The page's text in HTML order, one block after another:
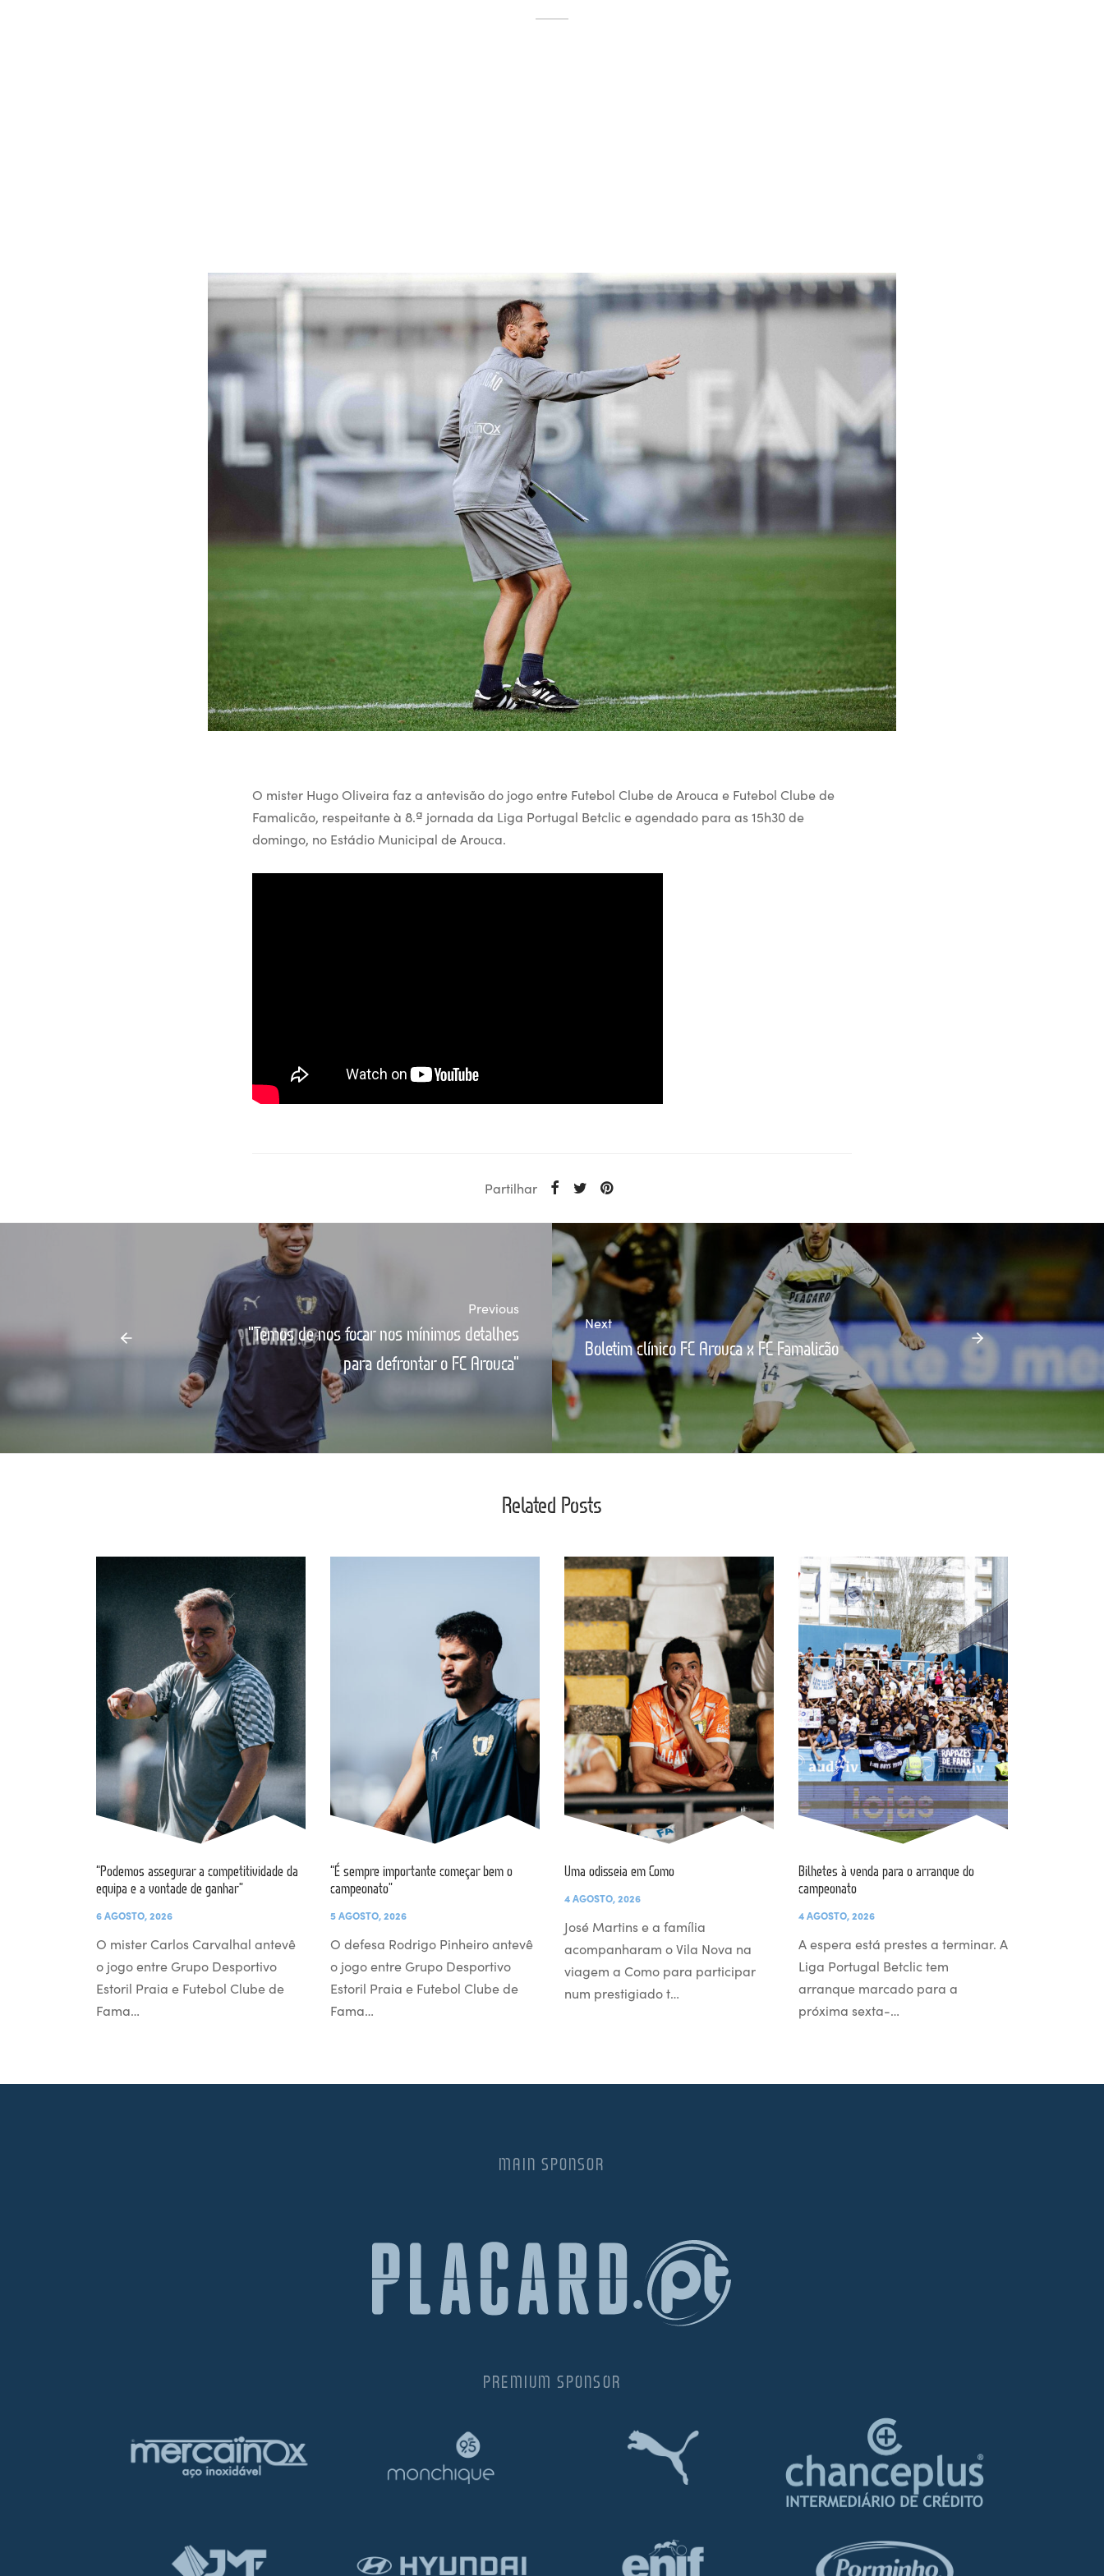
O mister Hugo Oliveira faz a antevisão do jogo entre Futebol Clube de Arouca e Futebol Clube de
Famalicão, respeitante à 8.ª jornada da Liga Portugal Betclic e agendado para as 15h30 de
domingo, no Estádio Municipal de Arouca.
Partilhar
Previous
"Temos de nos focar nos mínimos detalhes
para defrontar o FC Arouca"
Next
Boletim clínico FC Arouca x FC Famalicão
Related Posts
“Podemos assegurar a competitividade da
equipa e a vontade de ganhar”
6 AGOSTO, 2026
O mister Carlos Carvalhal antevê
o jogo entre Grupo Desportivo
Estoril Praia e Futebol Clube de
Fama…
“É sempre importante começar bem o
campeonato”
5 AGOSTO, 2026
O defesa Rodrigo Pinheiro antevê
o jogo entre Grupo Desportivo
Estoril Praia e Futebol Clube de
Fama…
Uma odisseia em Como
4 AGOSTO, 2026
José Martins e a família
acompanharam o Vila Nova na
viagem a Como para participar
num prestigiado t…
Bilhetes à venda para o arranque do
campeonato
4 AGOSTO, 2026
A espera está prestes a terminar. A
Liga Portugal Betclic tem
arranque marcado para a
próxima sexta-…
MAIN SPONSOR
PREMIUM SPONSOR